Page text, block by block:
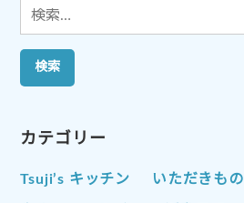
検
索:
カテゴリー
Tsuji’s キッチン いただきもの